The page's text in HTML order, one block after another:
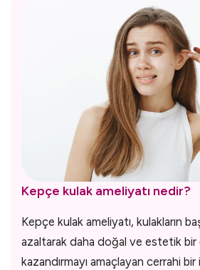
Kepçe kulak ameliyatı nedir?
Kepçe kulak ameliyatı, kulakların
azaltarak daha doğal ve estetik bir
kazandırmayı amaçlayan cerrahi bir